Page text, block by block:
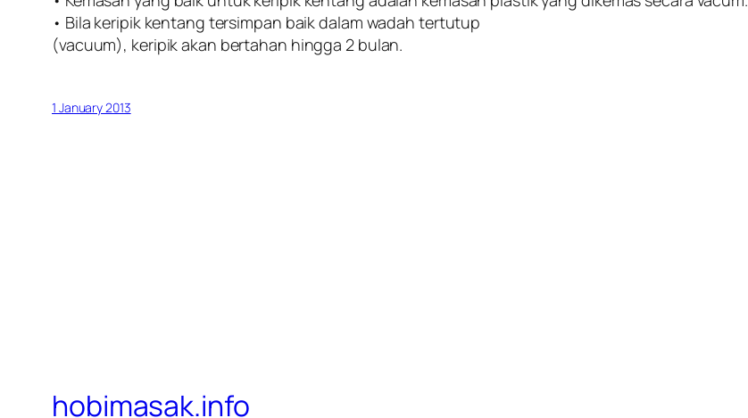
• Bila keripik kentang tersimpan baik dalam wadah tertutup
(vacuum), keripik akan bertahan hingga 2 bulan.
1 January 2013
hobimasak.info